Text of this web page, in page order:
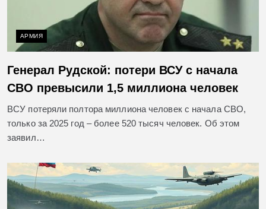
АРМИЯ
Генерал Рудской: потери ВСУ с начала
СВО превысили 1,5 миллиона человек
ВСУ потеряли полтора миллиона человек с начала СВО,
только за 2025 год – более 520 тысяч человек. Об этом
заявил…